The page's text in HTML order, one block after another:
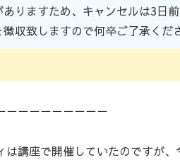
りますため、キャンセルは3日
収致しますので何卒ご了承くだ
－－－－－－－－－
は講座で開催していたのですが